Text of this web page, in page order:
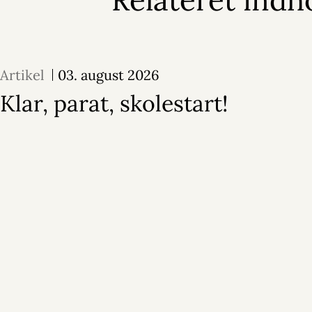
Artikel 03. august 2026
Klar, parat, skolestart!